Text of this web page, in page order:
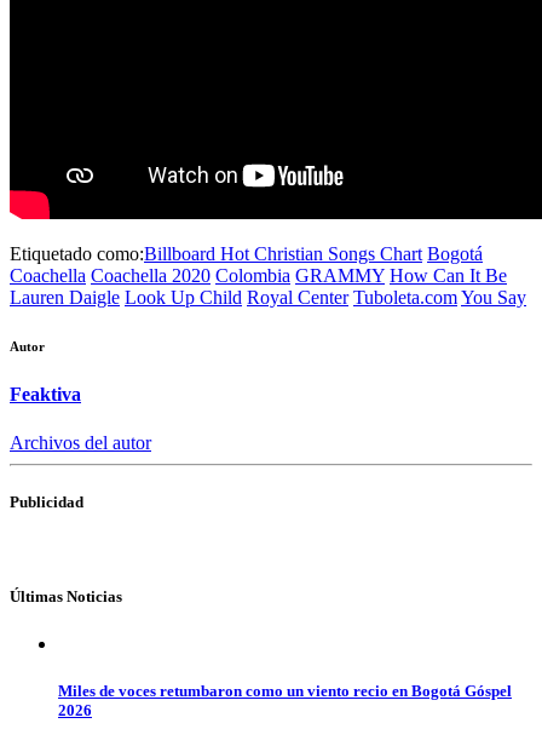
Etiquetado como:Billboard Hot Christian Songs Chart Bogotá
Coachella Coachella 2020 Colombia GRAMMY How Can It Be
Lauren Daigle Look Up Child Royal Center Tuboleta.comYou Say
Autor
Feaktiva
Archivos del autor
Publicidad
Últimas Noticias
Miles de voces retumbaron como un viento recio en Bogotá Góspel
2026